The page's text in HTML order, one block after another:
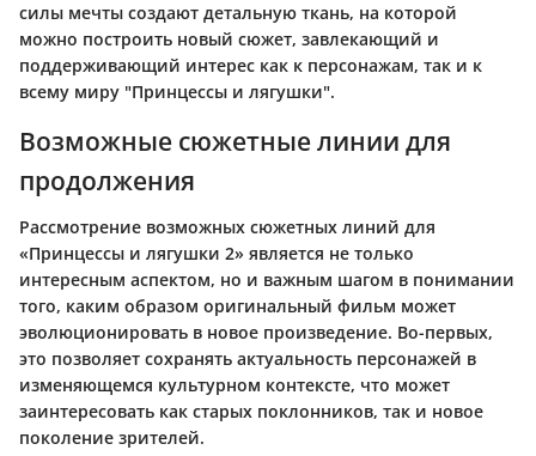
силы мечты создают детальную ткань, на которой
можно построить новый сюжет, завлекающий и
поддерживающий интерес как к персонажам, так и к
всему миру "Принцессы и лягушки".
Возможные сюжетные линии для
продолжения
Рассмотрение возможных сюжетных линий для
«Принцессы и лягушки 2» является не только
интересным аспектом, но и важным шагом в понимании
того, каким образом оригинальный фильм может
эволюционировать в новое произведение. Во-первых,
это позволяет сохранять актуальность персонажей в
изменяющемся культурном контексте, что может
заинтересовать как старых поклонников, так и новое
поколение зрителей.